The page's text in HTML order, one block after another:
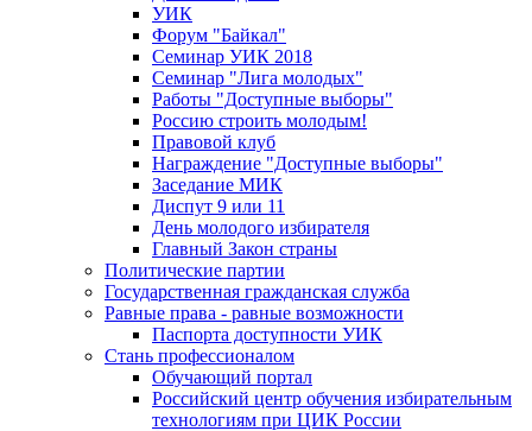
УИК
Форум "Байкал"
Семинар УИК 2018
Семинар "Лига молодых"
Работы "Доступные выборы"
Россию строить молодым!
Правовой клуб
Награждение "Доступные выборы"
Заседание МИК
Диспут 9 или 11
День молодого избирателя
Главный Закон страны
Политические партии
Государственная гражданская служба
Равные права - равные возможности
Паспорта доступности УИК
Стань профессионалом
Обучающий портал
Российский центр обучения избирательным
технологиям при ЦИК России